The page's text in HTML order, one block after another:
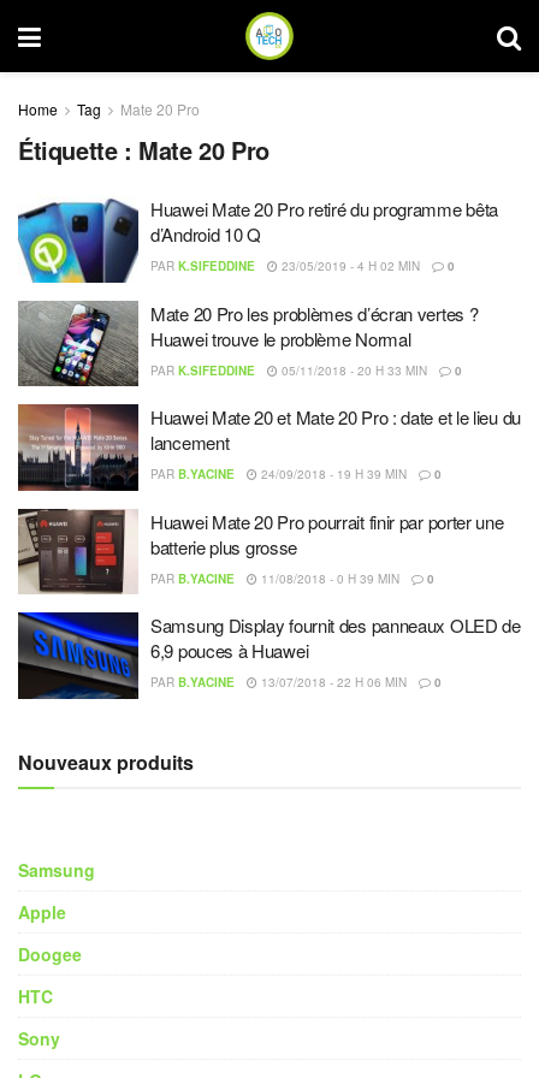
Home Tag Mate 20 Pro
Étiquette : Mate 20 Pro
Huawei Mate 20 Pro retiré du programme bêta
d’Android 10 Q
PAR K.SIFEDDINE 23/05/2019 - 4 H 02 MIN 0
Mate 20 Pro les problèmes d’écran vertes ?
Huawei trouve le problème Normal
PAR K.SIFEDDINE 05/11/2018 - 20 H 33 MIN 0
Huawei Mate 20 et Mate 20 Pro : date et le lieu du
lancement
PAR B.YACINE 24/09/2018 - 19 H 39 MIN 0
Huawei Mate 20 Pro pourrait finir par porter une
batterie plus grosse
PAR B.YACINE 11/08/2018 - 0 H 39 MIN 0
Samsung Display fournit des panneaux OLED de
6,9 ​​pouces à Huawei
PAR B.YACINE 13/07/2018 - 22 H 06 MIN 0
Nouveaux produits
Samsung
Apple
Doogee
HTC
Sony